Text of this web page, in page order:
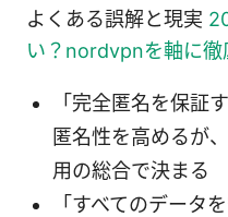
よくある誤解と現実
い？nordvpnを軸に徹
「完全匿名を保証
匿名性を高めるが
用の総合で決まる
「すべてのデータ